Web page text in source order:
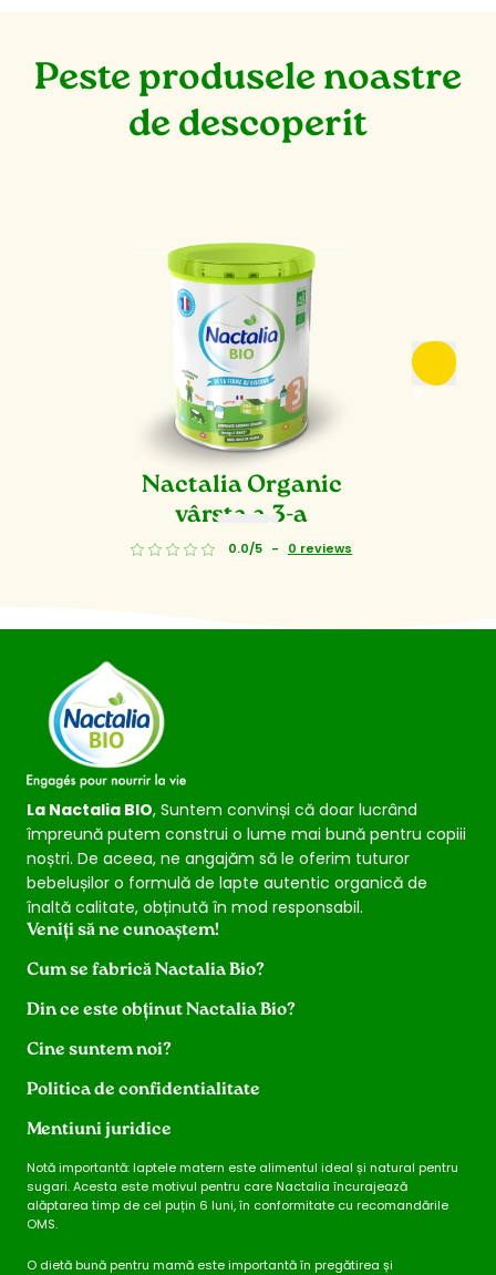
Peste produsele noastre
de descoperit
Nactalia Organic
vârsta a 3-a
0.0/5 - 0 reviews
2
La Nactalia BIO, Suntem convinși că doar lucrând
împreună putem construi o lume mai bună pentru copiii
noștri. De aceea, ne angajăm să le oferim tuturor
bebelușilor o formulă de lapte autentic organică de
înaltă calitate, obținută în mod responsabil.
Veniți să ne cunoaștem!
Cum se fabrică Nactalia Bio?
Din ce este obținut Nactalia Bio?
Cine suntem noi?
Politica de confidentialitate
Mentiuni juridice
Notă importantă: laptele matern este alimentul ideal și natural pentru
sugari. Acesta este motivul pentru care Nactalia încurajează
alăptarea timp de cel puțin 6 luni, în conformitate cu recomandările
OMS.
O dietă bună pentru mamă este importantă în pregătirea și